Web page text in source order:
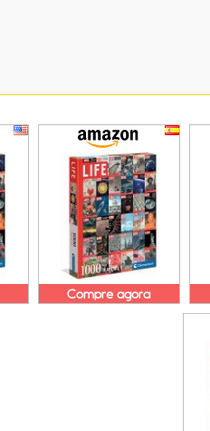
Compre agora